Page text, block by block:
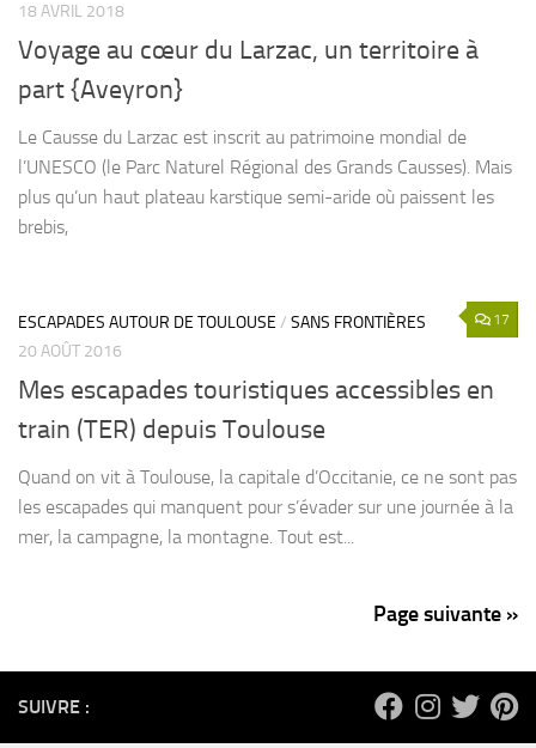
18 AVRIL 2018
Voyage au cœur du Larzac, un territoire à
part {Aveyron}
Le Causse du Larzac est inscrit au patrimoine mondial de
l’UNESCO (le Parc Naturel Régional des Grands Causses). Mais
plus qu’un haut plateau karstique semi-aride où paissent les
brebis,
17
ESCAPADES AUTOUR DE TOULOUSE / SANS FRONTIÈRES
20 AOÛT 2016
Mes escapades touristiques accessibles en
train (TER) depuis Toulouse
Quand on vit à Toulouse, la capitale d’Occitanie, ce ne sont pas
les escapades qui manquent pour s’évader sur une journée à la
mer, la campagne, la montagne. Tout est...
Page suivante »
SUIVRE :